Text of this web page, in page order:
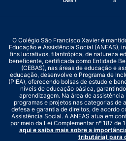
O Colégio São Francisco Xavier é
Educação e Assistência Social (ANEAS),
fins lucrativos, filantrópica, de natureza
beneficente, certificada como Entidade
(CEBAS), nas áreas de educação e
educação, desenvolve o Programa de
(PIEA), oferecendo bolsas de estudo e
níveis de educação básica,
aprendizagem. Na área de
programas e projetos nas categorias de
defesa e garantia de direitos, de acordo
Assistência Social. A ANEAS atua em
por meio da Lei Complementar nº 187 de
aqui e saiba mais sobre a
tributária) para